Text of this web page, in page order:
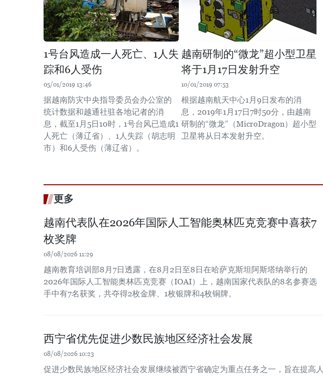
1号台风造成一人死亡、1人失
踪和6人受伤
05/01/2019 13:46
据越南防灾中央指导委员会办公室的
统计数据和越通社驻各地记者的消
息，截至1月5日10时，1号台风已造成1
人死亡（薄辽省）、1人失踪（胡志明
市）和6人受伤（薄辽省）。
越南研制的“微龙”超小型卫星
将于1月17日发射升空
10/01/2019 07:53
根据越南航天中心1月9日发布的消
息，2019年1月17日7时50分，由越南
研制的“微龙”（MicroDragon）超小型
卫星将从日本发射升空。
更多
越南代表队在2026年国际人工智能奥林匹克竞赛中喜获7
枚奖牌
08/08/2026 11:29
越南教育培训部8月7日透露，在8月2日至8日在哈萨克斯坦阿斯塔纳举行的
2026年国际人工智能奥林匹克竞赛（IOAI）上，越南国家代表队的8名参赛选
手中有7名获奖，共夺得2枚金牌、1枚银牌和4枚铜牌。
西宁省优先促进少数民族地区经济社会发展
08/08/2026 10:23
促进少数民族地区经济社会发展继续被西宁省确定为重点任务之一，旨在提高人